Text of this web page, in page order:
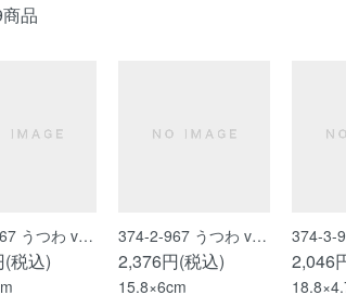
品
うつわ v…
税込)
374-2-967 うつわ v…
2,376円(税込)
15.8×6cm
374-3-
2,046